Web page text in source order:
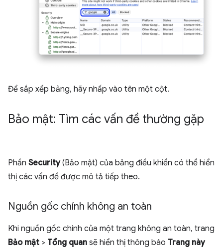
Để sắp xếp bảng, hãy nhấp vào tên một cột.
Bảo mật: Tìm các vấn đề thường gặp
Phần Security(Bảo mật) của bảng điều khiển có thể hiển
thị các vấn đề được mô tả tiếp theo.
Nguồn gốc chính không an toàn
Khi nguồn gốc chính của một trang không an toàn, trang
Bảo mật > Tổng quan sẽ hiển thị thông báo Trang này